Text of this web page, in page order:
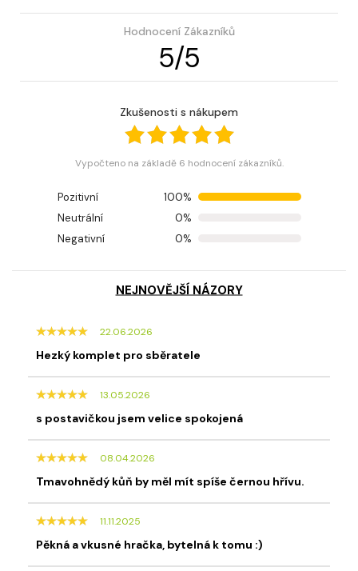
Hodnocení Zákazníků
5/5
Zkušenosti s nákupem
Vypočteno na základě 6 hodnocení zákazníků.
Pozitivní
100%
Neutrální
0%
Negativní
0%
NEJNOVĚJŠÍ NÁZORY
22.06.2026
Hezký komplet pro sběratele
13.05.2026
s postavičkou jsem velice spokojená
08.04.2026
Tmavohnědý kůň by měl mít spíše černou hřívu.
11.11.2025
Pěkná a vkusné hračka, bytelná k tomu :)